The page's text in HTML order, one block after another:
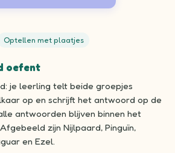
Optellen met plaatjes
oefent
je leerling telt beide groepjes
op en schrijft het antwoord op de
antwoorden blijven binnen het
zijn Nijlpaard, Pinguïn,
en Ezel.